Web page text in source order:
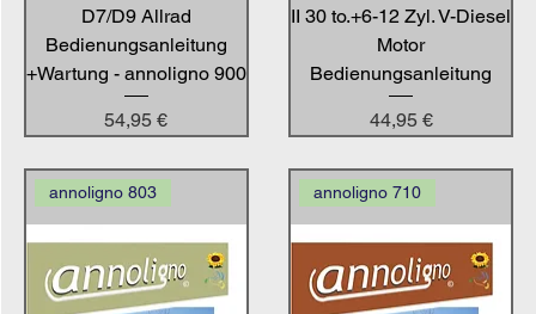
D7/D9 Allrad
Bedienungsanleitung
+Wartung - annoligno 900
Preis
54,95 €
II 30 to.+6-12 Zyl. V-Diesel
Motor
Bedienungsanleitung
Preis
44,95 €
annoligno 803 annoligno 710